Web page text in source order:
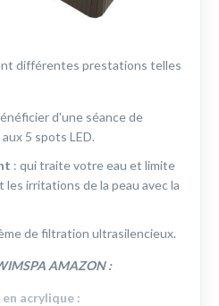
différentes prestations telles
d'une séance de
5 spots LED.
: qui traite votre eau et limite
irritations de la peau avec la
de filtration ultrasilencieux.
AMAZON :
acrylique :